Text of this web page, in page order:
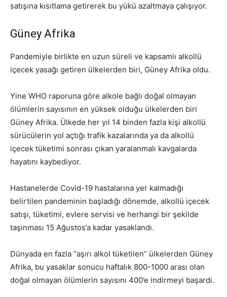
satışına kısıtlama getirerek bu yükü azaltmaya çalışıyor.
Güney Afrika
Pandemiyle birlikte en uzun süreli ve kapsamlı alkollü
içecek yasağı getiren ülkelerden biri, Güney Afrika oldu.
Yine WHO raporuna göre alkole bağlı doğal olmayan
ölümlerin sayısının en yüksek olduğu ülkelerden biri
Güney Afrika. Ülkede her yıl 14 binden fazla kişi alkollü
sürücülerin yol açtığı trafik kazalarında ya da alkollü
içecek tüketimi sonrası çıkan yaralanmalı kavgalarda
hayatını kaybediyor.
Hastanelerde Covid-19 hastalarına yer kalmadığı
belirtilen pandeminin başladığı dönemde, alkollü içecek
satışı, tüketimi, evlere servisi ve herhangi bir şekilde
taşınması 15 Ağustos’a kadar yasaklandı.
Dünyada en fazla “aşırı alkol tüketilen” ülkelerden Güney
Afrika, bu yasaklar sonucu haftalık 800-1000 arası olan
doğal olmayan ölümlerin sayısını 400’e indirmeyi başardı.